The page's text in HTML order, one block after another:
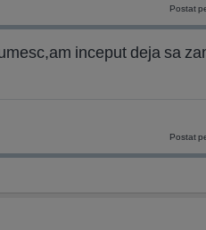
Postat
inceput deja sa
Postat